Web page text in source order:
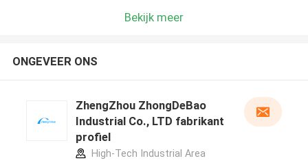
Bekijk meer
ONGEVEER ONS
ZhengZhou ZhongDeBao
Industrial Co., LTD fabrikant
profiel
High-Tech Industrial Area